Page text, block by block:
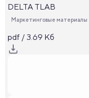
DELTA TLAB
Маркетинговые материалы
pdf / 3.69 Кб